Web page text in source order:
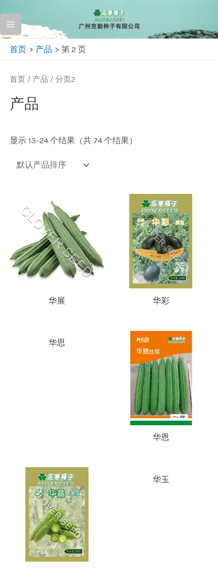
至
内Main
Menu
首页 产品 第 2 页
首页 / 产品 / 分页2
产品
显示 13-24 个结果（共 74 个结果）
华展 华彩
华思
华恩
华玉